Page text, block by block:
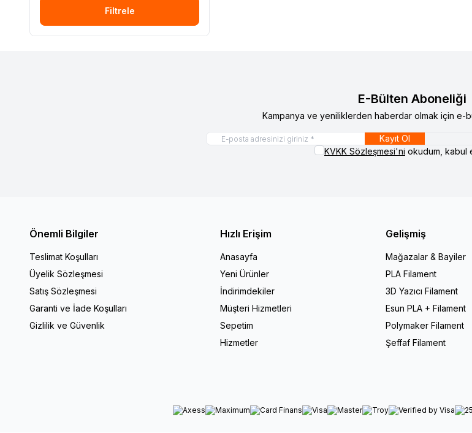
Filtrele
E-Bülten Aboneliği
Kampanya ve yeniliklerden haberdar olmak için e-
Kayıt Ol
KVKK Sözleşmesi'ni okudum, kabul
Önemli Bilgiler
Teslimat Koşulları
Üyelik Sözleşmesi
Satış Sözleşmesi
Garanti ve İade Koşulları
Gizlilik ve Güvenlik
Hızlı Erişim
Anasayfa
Yeni Ürünler
İndirimdekiler
Müşteri Hizmetleri
Sepetim
Hizmetler
Gelişmiş
Mağazalar & Bayiler
PLA Filament
3D Yazıcı Filament
Esun PLA + Filament
Polymaker Filament
Şeffaf Filament